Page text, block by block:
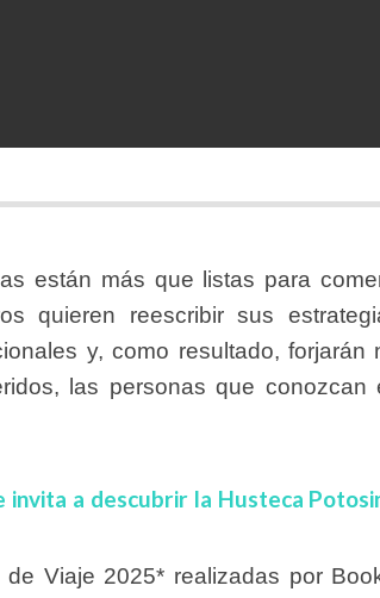
están más que listas para
quieren reescribir sus
y, como resultado, forjarán
las personas que
invita a descubrir la Husteca
Viaje 2025* realizadas por